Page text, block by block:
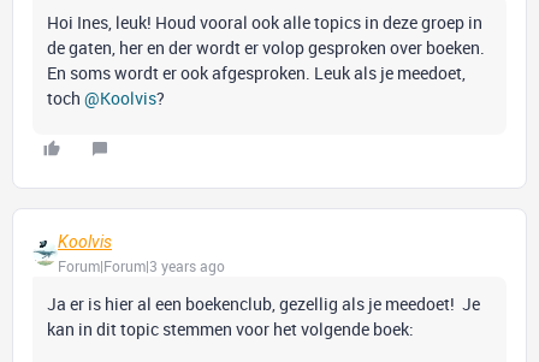
Hoi Ines, leuk! Houd vooral ook alle topics in deze groep in
de gaten, her en der wordt er volop gesproken over boeken.
En soms wordt er ook afgesproken. Leuk als je meedoet,
toch @Koolvis?
Koolvis
Forum|Forum|3 years ago
Ja er is hier al een boekenclub, gezellig als je meedoet! Je
kan in dit topic stemmen voor het volgende boek: